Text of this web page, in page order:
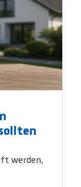
werden,